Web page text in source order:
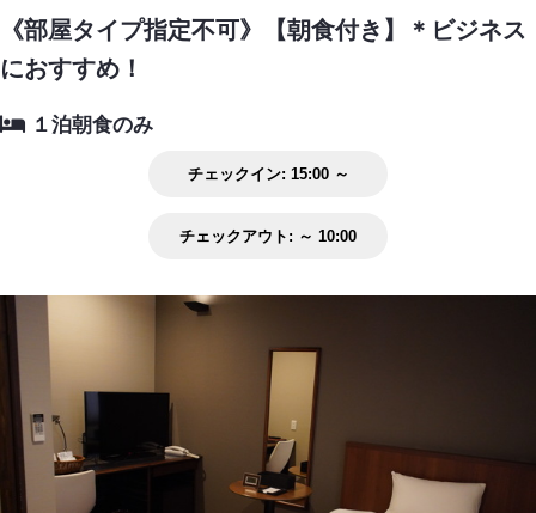
《部屋タイプ指定不可》【朝食付き】＊ビジネス
におすすめ！
１泊朝食のみ
チェックイン: 15:00 ～
チェックアウト: ～ 10:00